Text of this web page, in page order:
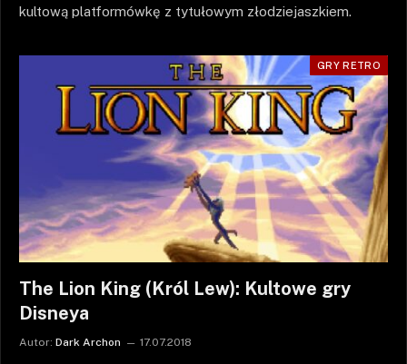
kultową platformówkę z tytułowym złodziejaszkiem.
GRY RETRO
The Lion King (Król Lew): Kultowe gry
Disneya
Autor: Dark Archon 17.07.2018